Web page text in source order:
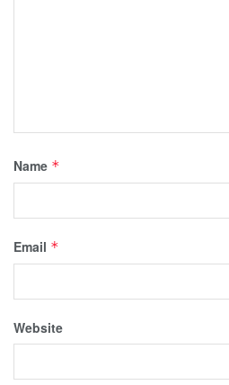
Name *
Email *
Website